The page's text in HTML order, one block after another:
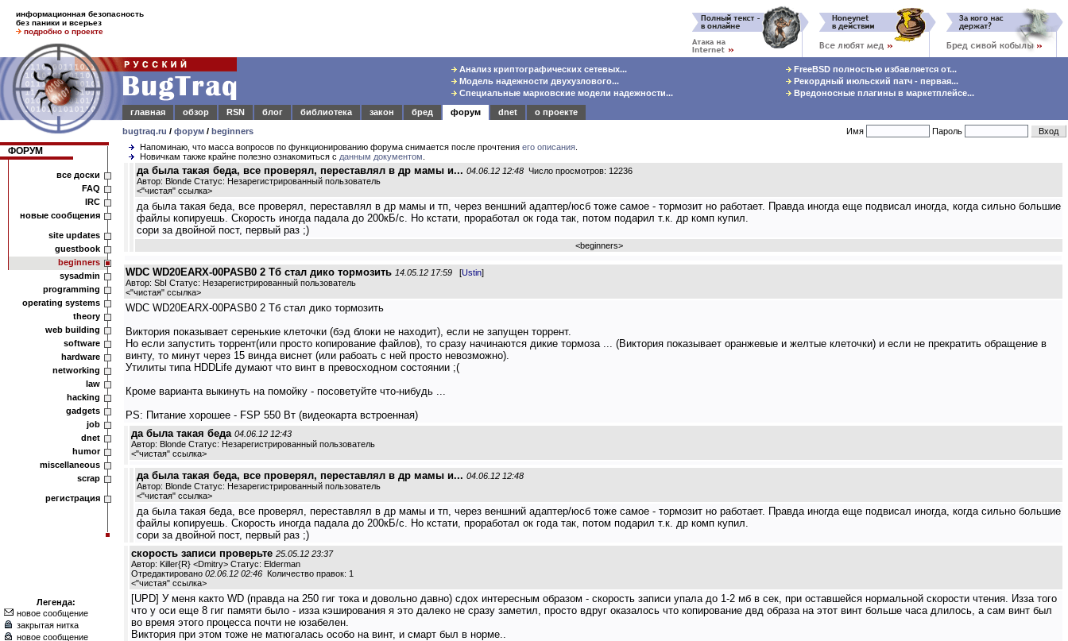
информационная безопасность
без паники и всерьез
подробно о проекте
Анализ криптографических сетевых...
Модель надежности двухузлового...
Специальные марковские модели надежности...
FreeBSD полностью избавляется от...
Рекордный июльский патч - первая...
Вредоносные плагины в маркетплейсе...
главная
обзор RSN блог библиотека закон бред форум dnet
о проекте
bugtraq.ru / форум / beginners Имя Пароль
ФОРУМ
все доски
FAQ
IRC
новые сообщения
site updates
guestbook
beginners
sysadmin
programming
operating systems
theory
web building
software
hardware
networking
law
hacking
gadgets
job
dnet
humor
miscellaneous
scrap
регистрация
Легенда:
новое сообщение
закрытая нитка
новое сообщение
Напоминаю, что масса вопросов по функционированию форума снимается после прочтения его описания
Новичкам также крайне полезно ознакомиться с данным документом
да была такая беда, все проверял, переставлял в др мамы и... 04.06.12 12:48 Число просмотров: 12236
Автор: Blonde Статус: Незарегистрированный пользователь
<"чистая" ссылка>
да была такая беда, все проверял, переставлял в др мамы и тп, через веншний адаптер/юсб тоже самое - тормозит но работает. Правда иногда еще подвисал иногда, когда сильно большие
файлы копируешь. Скорость иногда падала до 200кБ/с. Но кстати, проработал ок года так, потом подарил т.к. др комп купил.
сори за двойной пост, первый раз ;)
<beginners>
WDC WD20EARX-00PASB0 2 Тб стал дико тормозить 14.05.12 17:59 [Ustin]
Автор: SbI Статус: Незарегистрированный пользователь
<"чистая" ссылка>
WDC WD20EARX-00PASB0 2 Тб стал дико тормозить
Виктория показывает серенькие клеточки (бэд блоки не находит), если не запущен торрент.
Но если запустить торрент(или просто копирование файлов), то сразу начинаются дикие тормоза ... (Виктория показывает оранжевые и желтые клеточки) и если не прекратить обращение в
винту, то минут через 15 винда виснет (или рабоать с ней просто невозможно).
Утилиты типа HDDLife думают что винт в превосходном состоянии ;(
Кроме варианта выкинуть на помойку - посоветуйте что-нибудь ...
PS: Питание хорошее - FSP 550 Вт (видеокарта встроенная)
да была такая беда 04.06.12 12:43
Автор: Blonde Статус: Незарегистрированный пользователь
<"чистая" ссылка>
да была такая беда, все проверял, переставлял в др мамы и... 04.06.12 12:48
Автор: Blonde Статус: Незарегистрированный пользователь
<"чистая" ссылка>
да была такая беда, все проверял, переставлял в др мамы и тп, через веншний адаптер/юсб тоже самое - тормозит но работает. Правда иногда еще подвисал иногда, когда сильно большие
файлы копируешь. Скорость иногда падала до 200кБ/с. Но кстати, проработал ок года так, потом подарил т.к. др комп купил.
сори за двойной пост, первый раз ;)
скорость записи проверьте 25.05.12 23:37
Автор: Killer{R} <Dmitry> Статус: Elderman
Отредактировано 02.06.12 02:46 Количество правок: 1
<"чистая" ссылка>
[UPD] У меня както WD (правда на 250 гиг тока и довольно давно) сдох интересным образом - скорость записи упала до 1-2 мб в сек, при оставшейся нормальной скорости чтения. Изза того
что у оси еще 8 гиг памяти было - изза кэширования я это далеко не сразу заметил, просто вдруг оказалось что копирование двд образа на этот винт больше часа длилось, а сам винт был
во время этого процесса почти не юзабелен.
Виктория при этом тоже не матюгалась особо на винт, и смарт был в норме..